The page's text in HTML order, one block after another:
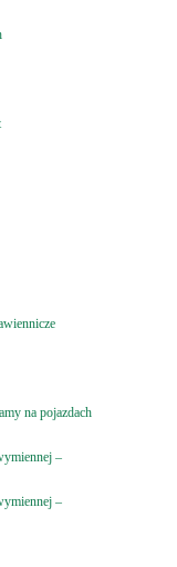
na pojazdach
–
–